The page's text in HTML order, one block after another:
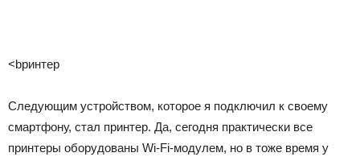
<bринтер
Следующим устройством, которое я подключил к своему
смартфону, стал принтер. Да, сегодня практически все
принтеры оборудованы Wi-Fi-модулем, но в тоже время у